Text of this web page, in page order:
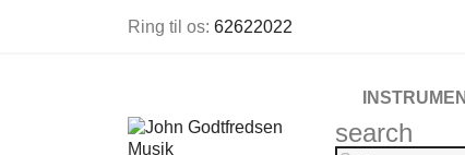
Ring til os: 62622022
search